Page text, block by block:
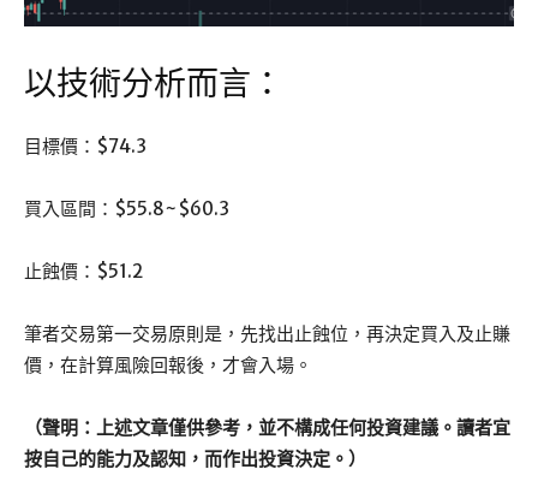
以技術分析而言：
目標價：$74.3
買入區間：$55.8~$60.3
止蝕價：$51.2
筆者交易第一交易原則是，先找出止蝕位，再決定買入及止賺
價，在計算風險回報後，才會入場。
（聲明：上述文章僅供參考，並不構成任何投資建議。讀者宜
按自己的能力及認知，而作出投資決定。）